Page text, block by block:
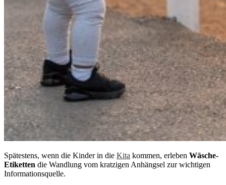
Spätestens, wenn die Kinder in die Kita kommen, erleben Wäsche-
Etiketten die Wandlung vom kratzigen Anhängsel zur wichtigen
Informationsquelle.